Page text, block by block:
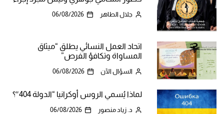
جلال الطاهر 06/08/2026
اتحاد العمل النسائي يطلق “ميثاق
المساواة وتكافؤ الفرص”
السؤال الآن 06/08/2026
لماذا يُسمي الروس أوكرانيا “الدولة 404″؟
د. زياد منصور 06/08/2026